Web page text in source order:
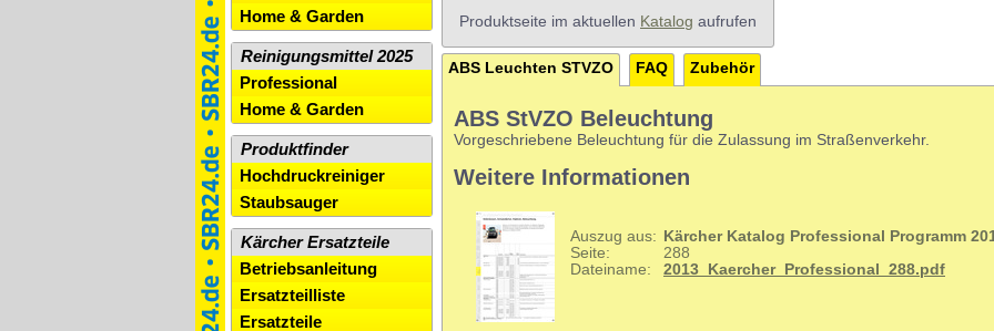
Produktseite im aktuellen Katalog aufrufen
ABS Leuchten STVZO FAQ Zubehör
ABS StVZO Beleuchtung
Vorgeschriebene Beleuchtung für die Zulassung im Straßenverkehr.
Weitere Informationen
Auszug aus: Kärcher Katalog Professional Programm
Seite:
288
Dateiname:
2013_Kaercher_Professional_288.pdf
Home & Garden
Reinigungsmittel 2025
Professional
Home & Garden
Produktfinder
Hochdruckreiniger
Staubsauger
Kärcher Ersatzteile
Betriebsanleitung
Ersatzteilliste
Ersatzteile